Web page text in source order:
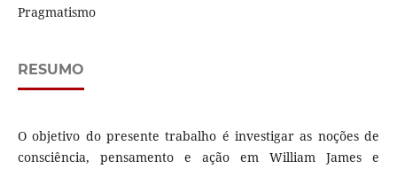
Pragmatismo
RESUMO
O objetivo do presente trabalho é investigar as noções de
consciência, pensamento e ação em William James e